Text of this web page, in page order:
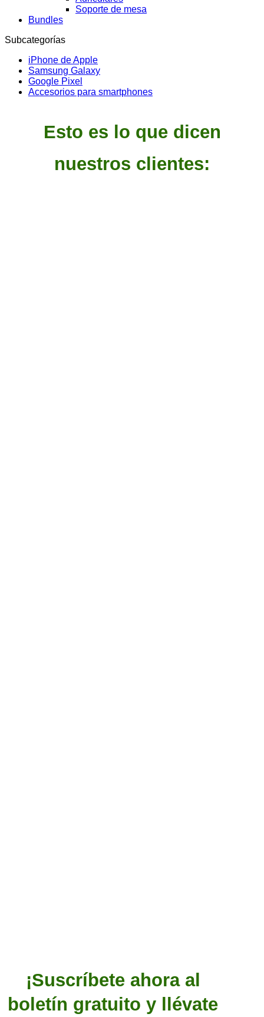
Soporte de mesa
Bundles
Subcategorías
iPhone de Apple
Samsung Galaxy
Google Pixel
Accesorios para smartphones
Esto es lo que dicen
nuestros clientes:
¡Suscríbete ahora al
boletín gratuito y llévate